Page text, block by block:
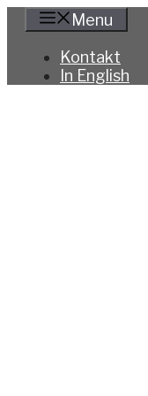
Hoppa
innehåll
Menu
Kontakt
In English